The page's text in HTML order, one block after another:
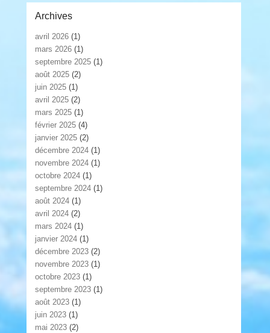
Archives
avril 2026 (1)
mars 2026 (1)
septembre 2025 (1)
août 2025 (2)
juin 2025 (1)
avril 2025 (2)
mars 2025 (1)
février 2025 (4)
janvier 2025 (2)
décembre 2024 (1)
novembre 2024 (1)
octobre 2024 (1)
septembre 2024 (1)
août 2024 (1)
avril 2024 (2)
mars 2024 (1)
janvier 2024 (1)
décembre 2023 (2)
novembre 2023 (1)
octobre 2023 (1)
septembre 2023 (1)
août 2023 (1)
juin 2023 (1)
mai 2023 (2)